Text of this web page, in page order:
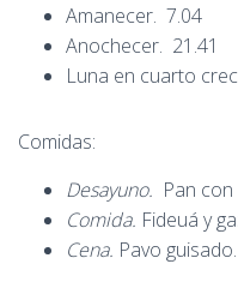
Amanecer. 7.04
Anochecer. 21.41
Luna en cuarto
Comidas:
Desayuno. Pan
Comida. Fideuá y
Cena. Pavo